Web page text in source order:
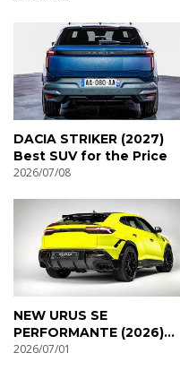
DACIA STRIKER (2027)
Best SUV for the Price
2026/07/08
NEW URUS SE
PERFORMANTE (2026)
Interior & Exterior Details
2026/07/01